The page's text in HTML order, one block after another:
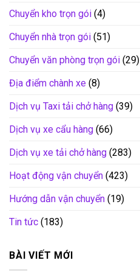
Chuyển kho trọn gói (4)
Chuyển nhà trọn gói (51)
Chuyển văn phòng trọn gói (29)
Địa điểm chành xe (8)
Dịch vụ Taxi tải chở hàng (39)
Dịch vụ xe cẩu hàng (66)
Dịch vụ xe tải chở hàng (283)
Hoạt động vận chuyển (423)
Hướng dẫn vận chuyển (19)
Tin tức (183)
BÀI VIẾT MỚI